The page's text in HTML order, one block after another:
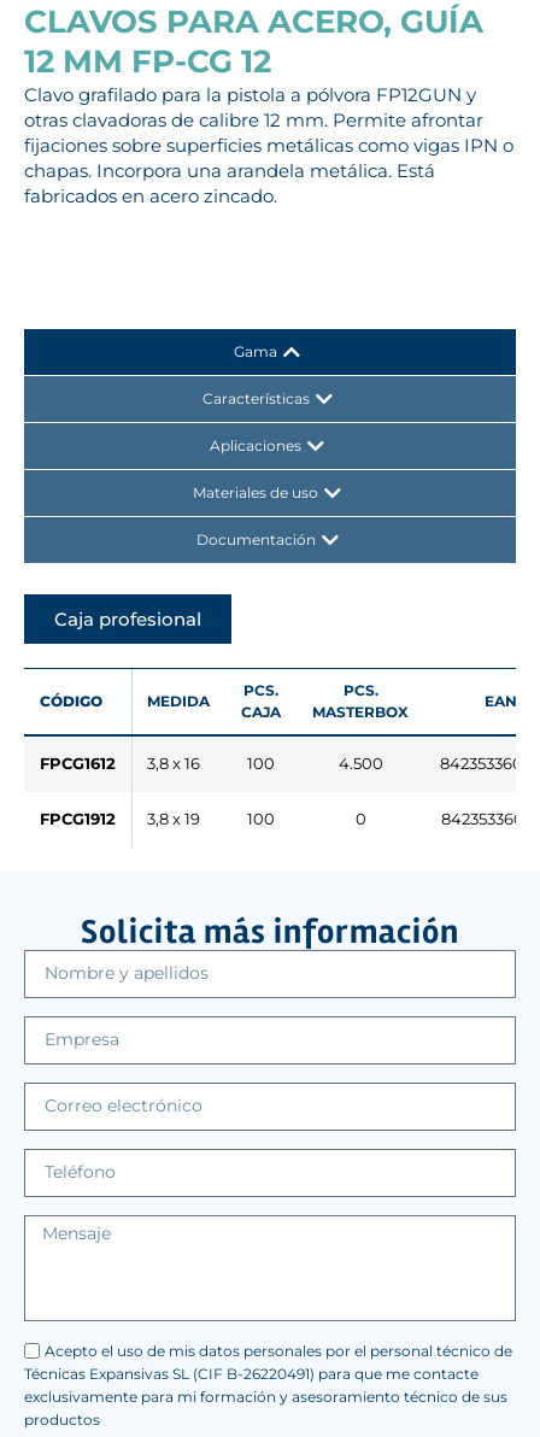
CLAVOS PARA ACERO, GUÍA
12 MM FP-CG 12
Clavo grafilado para la pistola a pólvora FP12GUN y
otras clavadoras de calibre 12 mm. Permite afrontar
fijaciones sobre superficies metálicas como vigas IPN o
chapas. Incorpora una arandela metálica. Está
fabricados en acero zincado.
Gama
Características
Aplicaciones
Materiales de uso
Documentación
Caja profesional
CÓDIGO MEDIDA
PCS.
CAJA
PCS.
MASTERBOX
EAN
FPCG1612 3,8 x 16 100 4.500
FPCG1912 3,8 x 19 100 0
Solicita más información
Acepto el uso de mis datos personales por el personal técnico de
Técnicas Expansivas SL (CIF B-26220491) para que me contacte
exclusivamente para mi formación y asesoramiento técnico de sus
productos